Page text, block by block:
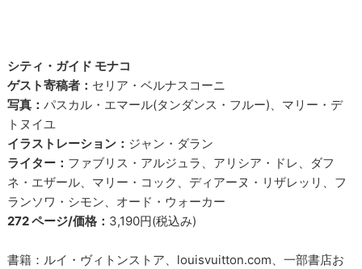
シティ・ガイド モナコ
ゲスト寄稿者： セリア・ベルナスコーニ
写真：パスカル・エマール(タンダンス・フルー)、マリー・デ
トヌイユ
イラストレーション： ジャン・ダラン
ライター： ファブリス・アルジュラ、アリシア・ドレ、ダフ
ネ・エザール、マリー・コック、ディアーヌ・リザレッリ、フ
ランソワ・シモン、オード・ウォーカー
272 ページ/価格： 3,190円(税込み)
書籍：ルイ・ヴィトンストア、louisvuitton.com、一部書店お